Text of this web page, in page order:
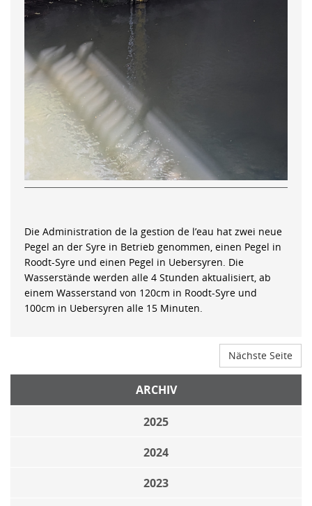
Die Administration de la gestion de l’eau hat zwei neue
Pegel an der Syre in Betrieb genommen, einen Pegel in
Roodt-Syre und einen Pegel in Uebersyren. Die
Wasserstände werden alle 4 Stunden aktualisiert, ab
einem Wasserstand von 120cm in Roodt-Syre und
100cm in Uebersyren alle 15 Minuten.
Nächste Seite
ARCHIV
2025
2024
2023